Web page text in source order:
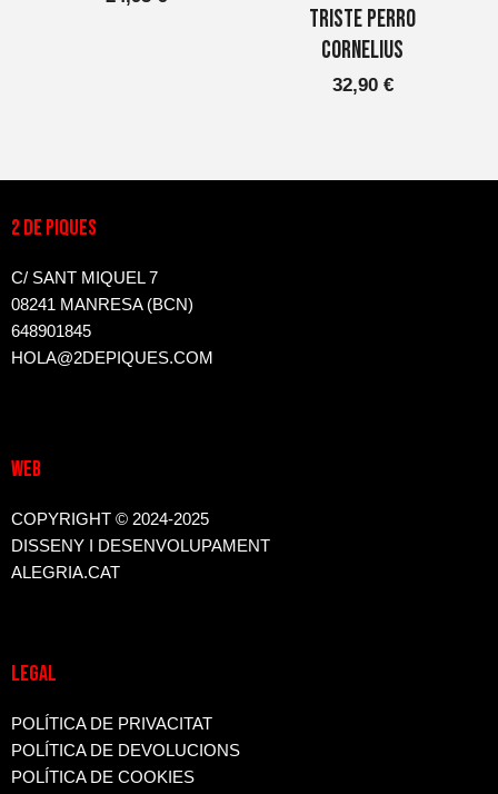
triste perro
Cornelius
32,90 €
2 DE PIQUES
C/ SANT MIQUEL 7
08241 MANRESA (BCN)
648901845
HOLA@2DEPIQUES.COM
WEB
COPYRIGHT © 2024-2025
DISSENY I DESENVOLUPAMENT
ALEGRIA.CAT
LEGAL
POLÍTICA DE PRIVACITAT
POLÍTICA DE DEVOLUCIONS
POLÍTICA DE COOKIES